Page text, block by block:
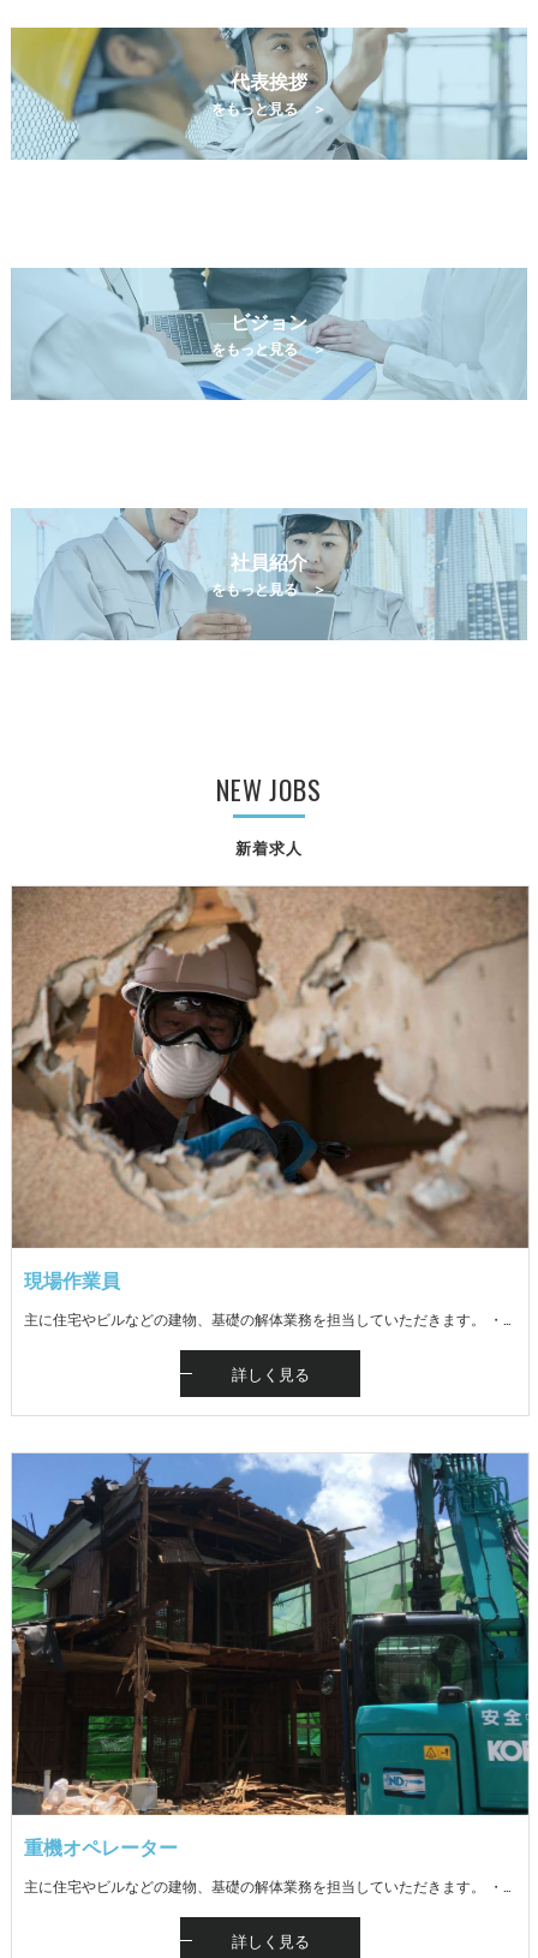
代表挨拶
をもっと見る ＞
ビジョン
をもっと見る ＞
社員紹介
をもっと見る ＞
新着求人
NEW JOBS
現場作業員
主に住宅やビルなどの建物、基礎の解体業務を担当していただきます。 ・解体手元作業（廃材仕分け、資材の分別、積み込み） ・解体重機（バックフォー）での作業・ダンプ運転 ※現場は魚沼地域（十日町市、南魚沼市、魚沼市） ※未経験者歓迎。重機運転免許の資格取得補助あり ※冬期は一般リフォームの内装解体等が主です
詳しく見る
重機オペレーター
主に住宅やビルなどの建物、基礎の解体業務を担当していただきます。 ・解体手元作業（廃材仕分け、資材の分別、積み込み） ・解体重機（バックフォー）での作業・ダンプ運転 ※現場は魚沼地域（十日町市、南魚沼市、魚沼市） ※未経験者歓迎。重機運転免許の資格取得補助あり ※冬期は一般リフォームの内装解体等が主です
詳しく見る